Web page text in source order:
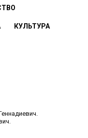
КУЛЬТУРА